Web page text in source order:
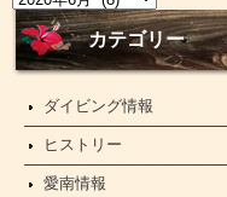
ュ
ー
カテゴリー
ダイビング情報
ヒストリー
愛南情報